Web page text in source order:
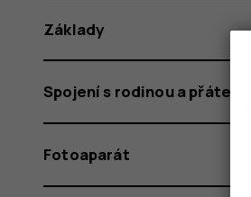
Základy
Spojení s rodinou a přáteli
Fotoaparát